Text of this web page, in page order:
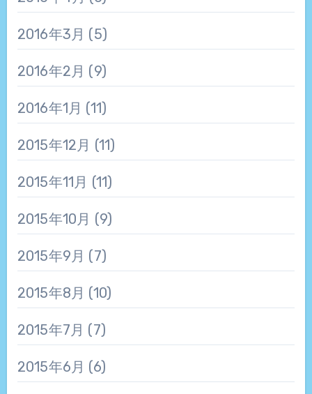
2016年3月 (5)
2016年2月 (9)
2016年1月 (11)
2015年12月 (11)
2015年11月 (11)
2015年10月 (9)
2015年9月 (7)
2015年8月 (10)
2015年7月 (7)
2015年6月 (6)